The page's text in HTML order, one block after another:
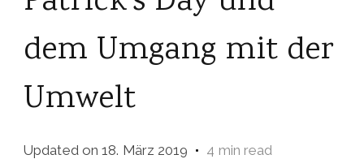
dem Umgang mit der
Umwelt
Updated on18. März 2019 4 min read